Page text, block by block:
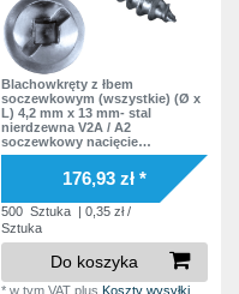
3
3
Blachowkręty z łbem
soczewkowym (wszystkie) (Ø x
L) 4,2 mm x 13 mm- stal
nierdzewna V2A / A2
soczewkowy nacięcie
Podkładka EPDM
176,93 zł *
500 Sztuka | 0,35 zł /
Sztuka
Do koszyka
*w tym VAT plusKoszty wysyłki